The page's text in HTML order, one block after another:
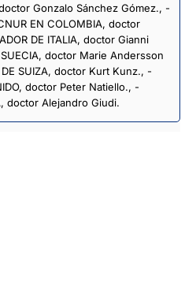
Gonzalo Sánchez Gómez., -
EN COLOMBIA, doctor
DE ITALIA, doctor Gianni
doctor Marie Andersson
SUIZA, doctor Kurt Kunz., -
doctor Peter Natiello., -
doctor Alejandro Giudi.